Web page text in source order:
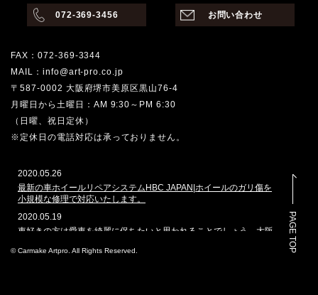
072-369-3456 お問い合わせ
FAX：072-369-3344
MAIL：info@art-pro.co.jp
〒587-0002 大阪府堺市美原区黒山76-4
月曜日から土曜日：AM 9:30～PM 6:30
（日曜、祝日定休）
※定休日の電話対応は承っておりません。
2020.05.26
最新の車ホイールリペアシステムHBC JAPAN|ホイールのガリ傷を
小規模な修理で対応いたします。
2020.05.19
車好きの方は愛車を綺麗に保ちたいと思われることでしょう。大阪
ートプロは、ガラスコーティングや車磨きのプロショップとして、
PAGE TOP
© Carmake Artpro. All Rights Reserved.